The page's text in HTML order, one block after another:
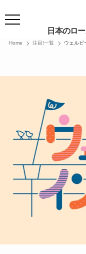
日本のロ
Home 注目!一覧 ウェルビ